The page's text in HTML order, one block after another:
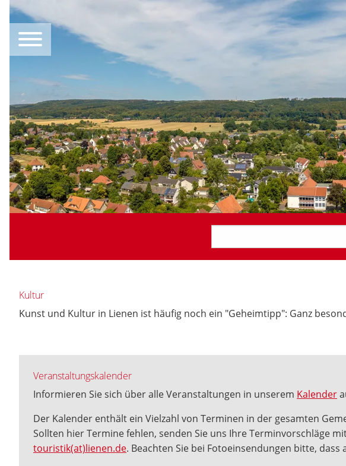
Kultur
Kunst und Kultur in Lienen ist häufig noch ein "Geheimtipp": Ganz
Veranstaltungskalender
Informieren Sie sich über alle Veranstaltungen in unserem Kalender
Der Kalender enthält ein Vielzahl von Terminen in der gesamten
Sollten hier Termine fehlen, senden Sie uns Ihre Terminvorschläge
touristik(at)lienen.de. Beachten Sie bei Fotoeinsendungen bitte,